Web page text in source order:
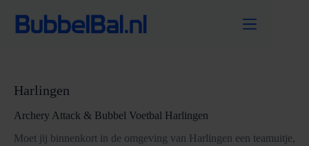
naar
Harlingen
Archery Attack & Bubbel Voetbal Harlingen
Moet jij binnenkort in de omgeving van Harlingen een teamuitje,